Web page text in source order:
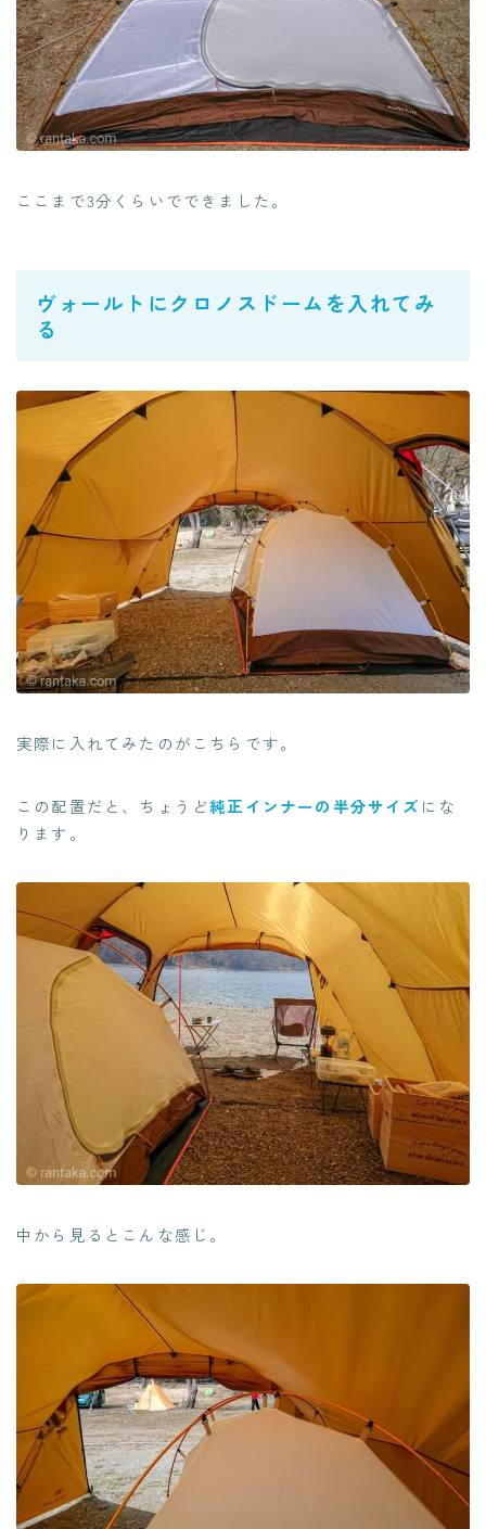
ここまで3分くらいでできました。
ヴォールトにクロノスドームを入れてみ
る
実際に入れてみたのがこちらです。
この配置だと、ちょうど純正インナーの半分サイズにな
ります。
中から見るとこんな感じ。